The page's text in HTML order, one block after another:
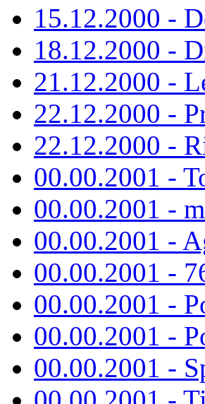
15.12.2000 -
18.12.2000 -
21.12.2000 -
22.12.2000 -
22.12.2000 -
00.00.2001 -
00.00.2001 -
00.00.2001 -
00.00.2001 -
00.00.2001 -
00.00.2001 -
00.00.2001 -